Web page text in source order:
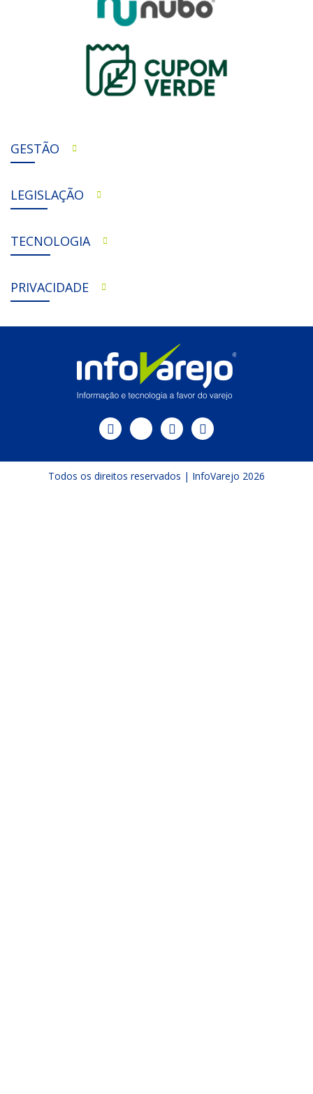
GESTÃO
LEGISLAÇÃO
TECNOLOGIA
PRIVACIDADE
Todos os direitos reservados | InfoVarejo 2026